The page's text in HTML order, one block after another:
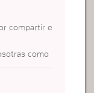
compartir e
como